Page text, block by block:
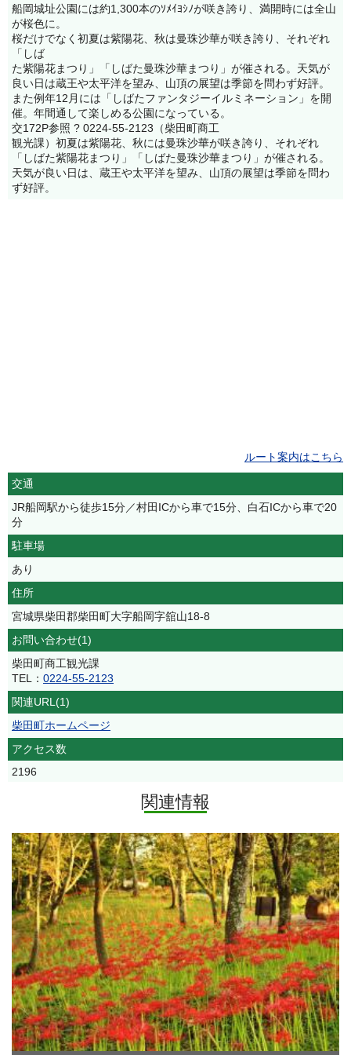
船岡城址公園には約1,300本のｿﾒｲﾖｼﾉが咲き誇り、満開時には全山
が桜色に。
桜だけでなく初夏は紫陽花、秋は曼珠沙華が咲き誇り、それぞれ
「しば
た紫陽花まつり」「しばた曼珠沙華まつり」が催される。天気が
良い日は蔵王や太平洋を望み、山頂の展望は季節を問わず好評。
また例年12月には「しばたファンタジーイルミネーション」を開
催。年間通して楽しめる公園になっている。
交172P参照 ? 0224-55-2123（柴田町商工
観光課）初夏は紫陽花、秋には曼珠沙華が咲き誇り、それぞれ
「しばた紫陽花まつり」「しばた曼珠沙華まつり」が催される。
天気が良い日は、蔵王や太平洋を望み、山頂の展望は季節を問わ
ず好評。
ルート案内はこちら
交通
JR船岡駅から徒歩15分／村田ICから車で15分、白石ICから車で20
分
駐車場
あり
住所
宮城県柴田郡柴田町大字船岡字舘山18-8
お問い合わせ(1)
柴田町商工観光課
TEL： 0224-55-2123
関連URL(1)
柴田町ホームページ
アクセス数
2196
関連情報